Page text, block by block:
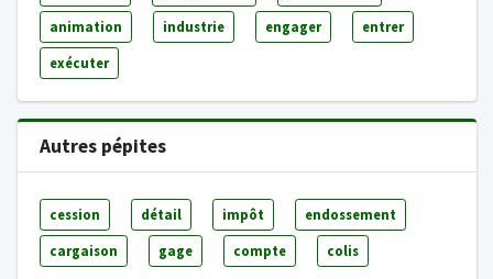
animation industrie engager entrer
exécuter
Autres pépites
cession détail impôt endossement
cargaison gage compte colis